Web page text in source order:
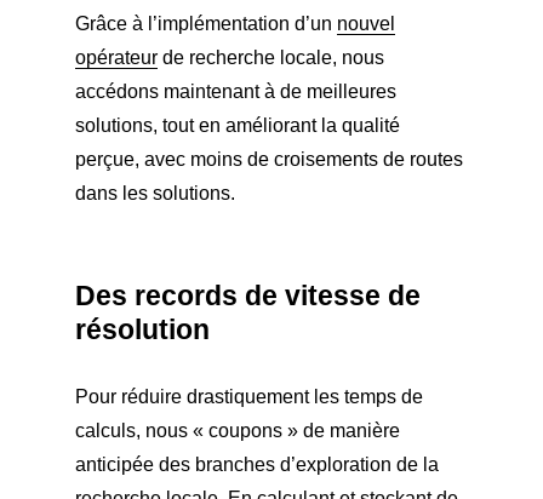
Grâce à l’implémentation d’un nouvel
opérateurde recherche locale, nous
accédons maintenant à de meilleures
solutions, tout en améliorant la qualité
perçue, avec moins de croisements de routes
dans les solutions.
Des records de vitesse de
résolution
Pour réduire drastiquement les temps de
calculs, nous « coupons » de manière
anticipée des branches d’exploration de la